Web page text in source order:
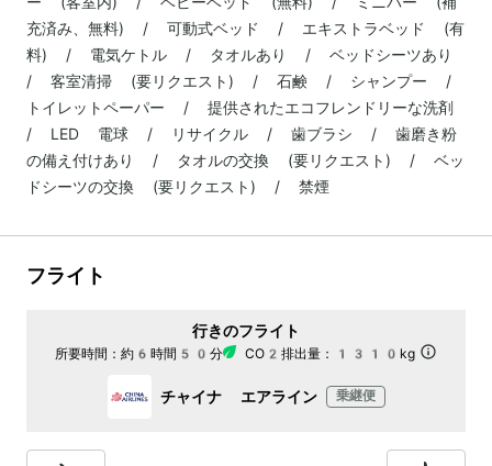
充済み、無料) / 可動式ベッド / エキストラベッド (有
料) / 電気ケトル / タオルあり / ベッドシーツあり
/ 客室清掃 (要リクエスト) / 石鹸 / シャンプー /
トイレットペーパー / 提供されたエコフレンドリーな洗剤
/ LED 電球 / リサイクル / 歯ブラシ / 歯磨き粉
の備え付けあり / タオルの交換 (要リクエスト) / ベッ
ドシーツの交換 (要リクエスト) / 禁煙
フライト
行きのフライト
所要時間： 約6時間50分 CO2排出量： 1310kg
チャイナ エアライン 乗継便